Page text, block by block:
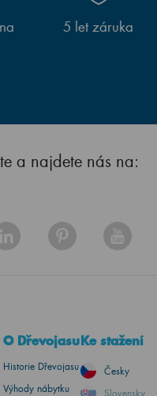
5 let záruka
a najdete nás na:
O Dřevojasu
Historie Dřevojasu
Výhody nábytku
Ke stažení
Česky
Slovensky